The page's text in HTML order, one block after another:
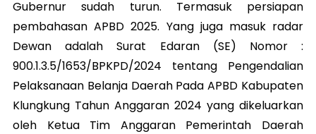
Gubernur sudah turun. Termasuk persiapan
pembahasan APBD 2025. Yang juga masuk radar
Dewan adalah Surat Edaran (SE) Nomor :
900.1.3.5/1653/BPKPD/2024 tentang Pengendalian
Pelaksanaan Belanja Daerah Pada APBD Kabupaten
Klungkung Tahun Anggaran 2024 yang dikeluarkan
oleh Ketua Tim Anggaran Pemerintah Daerah